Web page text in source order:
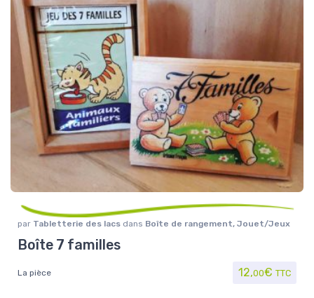
par Tabletterie des lacs dans Boîte de rangement, Jouet/Jeux
Boîte 7 familles
La pièce 12,00€ TTC